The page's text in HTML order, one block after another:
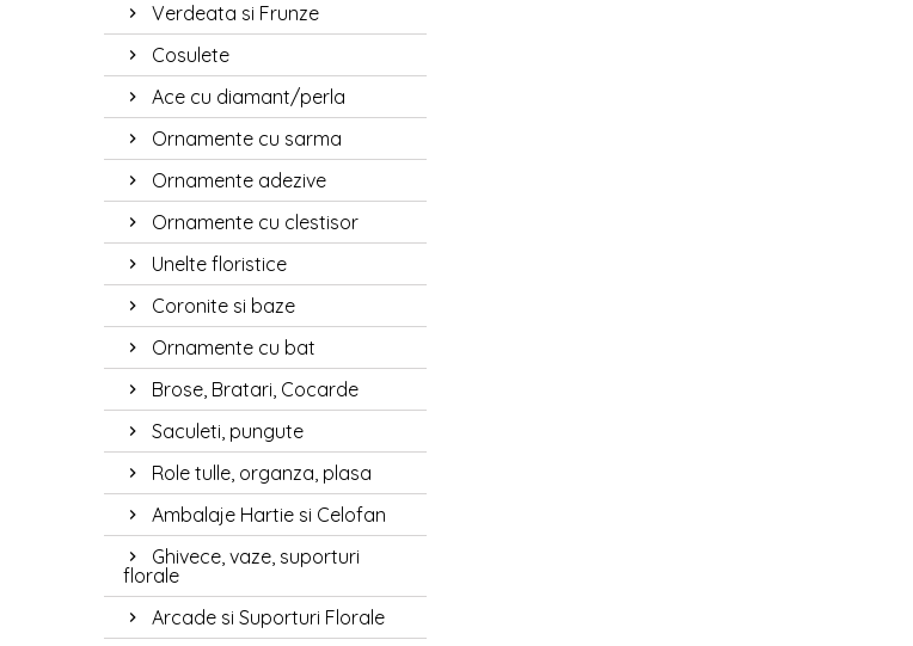
Verdeata si Frunze
Cosulete
Ace cu diamant/perla
Ornamente cu sarma
Ornamente adezive
Ornamente cu clestisor
Unelte floristice
Coronite si baze
Ornamente cu bat
Brose, Bratari, Cocarde
Saculeti, pungute
Role tulle, organza, plasa
Ambalaje Hartie si Celofan
Ghivece, vaze, suporturi
florale
Arcade si Suporturi Florale